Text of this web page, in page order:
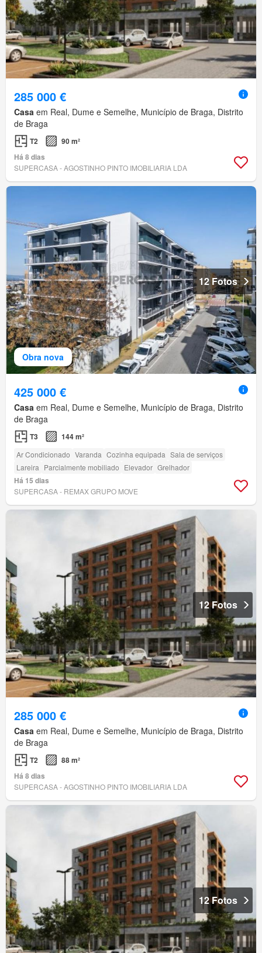
285 000 €
Casa em Real, Dume e Semelhe, Município de Braga, Distrito
de Braga
T2
90 m²
Há 8 dias
SUPERCASA - AGOSTINHO PINTO IMOBILIARIA LDA
Obra nova
12 Fotos
425 000 €
Casa em Real, Dume e Semelhe, Município de Braga, Distrito
de Braga
T3 144 m²
Ar Condicionado Varanda Cozinha equipada Sala de serviços
Lareira Parcialmente mobiliado Elevador Grelhador
Há 15 dias
SUPERCASA - REMAX GRUPO MOVE
12 Fotos
285 000 €
Casa em Real, Dume e Semelhe, Município de Braga, Distrito
de Braga
T2
88 m²
Há 8 dias
SUPERCASA - AGOSTINHO PINTO IMOBILIARIA LDA
12 Fotos